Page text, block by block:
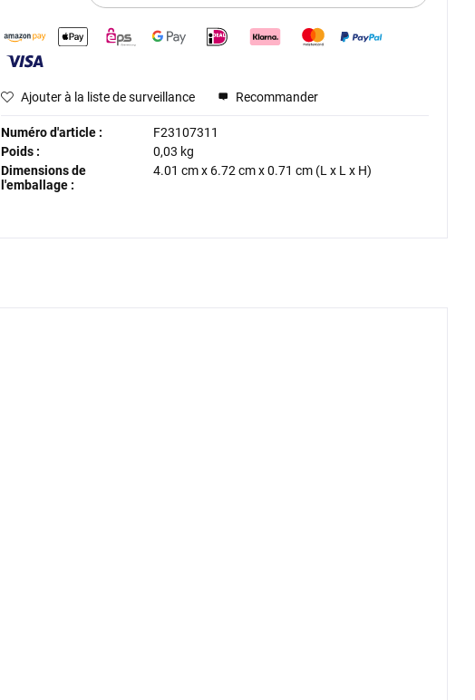
Ajouter à la liste de surveillance Recommander
Numéro d'article :
F23107311
Poids :
0,03 kg
Dimensions de
l'emballage :
4.01 cmx 6.72 cmx0.71 cm (L x L x H)